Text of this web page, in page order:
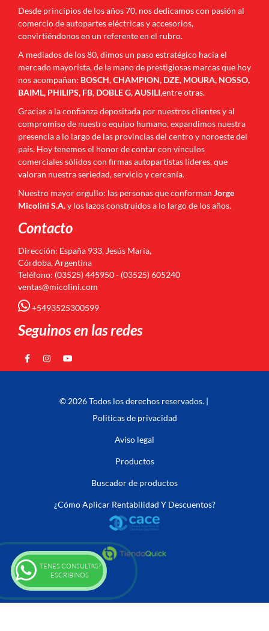
Desde principios de los años 70, nos dedicamos con pasión al
comercio de autopartes eléctricas y accesorios,
convirtiéndonos en un referente en el rubro.
A mediados de los 80, dimos un paso estratégico hacia el
mercado mayorista, de la mano de prestigiosas marcas que hoy
nos acompañan: BOSCH, CHAMPION, DZE, MOURA, NOSSO,
BAIML, PHILIPS, FB, DOBLE G, AUSILI,entre otras.
Gracias a la confianza depositada por nuestros clientes y al
compromiso de nuestro equipo humano, expandimos nuestra
presencia a lo largo de las provincias del centro y noroeste del
país. Hoy tenemos el honor de contar con vínculos
comerciales sólidos con firmas autopartistas líderes, que
valoran nuestra seriedad, servicio y cercanía.
Nuestro mayor orgullo: las personas que conforman Jorge
Micolini S.A.y los lazos construidos a lo largo de los años.
Contacto
Dirección: España 933, Jesús María,
Córdoba, Argentina
Teléfono: (03525) 445950 - (03525) 605240
ventas@micolini.com
+5493525300599
Seguinos en las redes
© 2026 Todos los derechos reservados. |
Politicas de privacidad
Aviso legal
Productos
Buscador de productos
¿Cómo Aplicar Rentabilidad Y Descuentos?
TENES CONSULTAS?
ESCRIBINOS